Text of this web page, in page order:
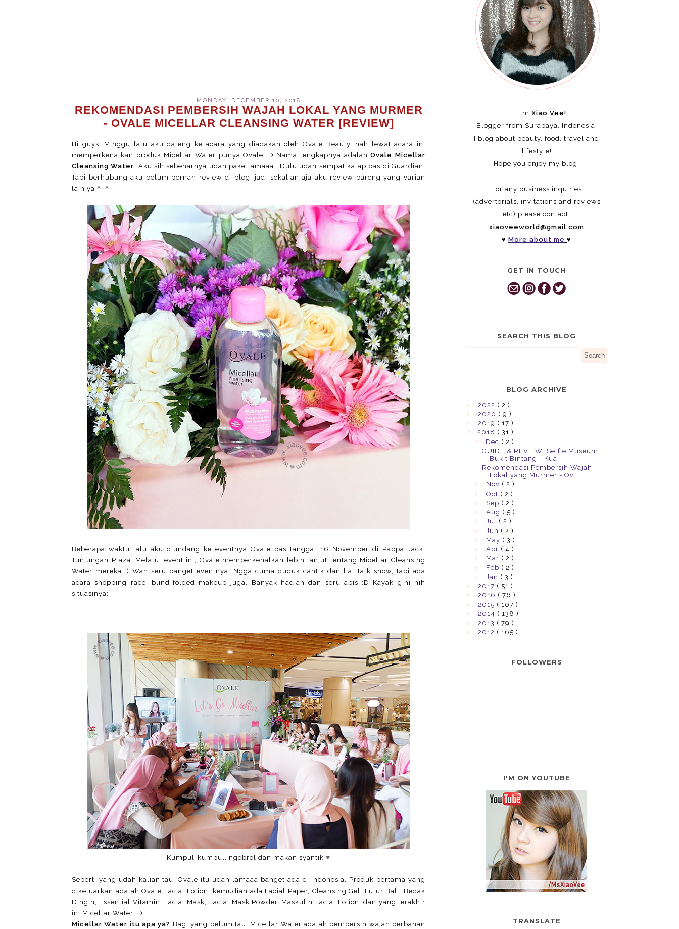
MONDAY, DECEMBER 10, 2018
REKOMENDASI PEMBERSIH WAJAH LOKAL YANG MURMER
- OVALE MICELLAR CLEANSING WATER [REVIEW]
Hi guys! Minggu lalu aku dateng ke acara yang diadakan oleh Ovale Beauty, nah lewat acara ini
memperkenalkan produk Micellar Water punya Ovale :D Nama lengkapnya adalahOvale Micellar
Cleansing Water. Aku sih sebenarnya udah pake lamaaa.. Dulu udah sempat kalap pas di Guardian.
Tapi berhubung aku belum pernah review di blog, jadi sekalian aja aku review bareng yang varian
lain ya ^_^
Beberapa waktu lalu aku diundang ke eventnya Ovale pas tanggal 16 November di Pappa Jack,
Tunjungan Plaza. Melalui event ini, Ovale memperkenalkan lebih lanjut tentang Micellar Cleansing
Water mereka :) Wah seru banget eventnya. Ngga cuma duduk cantik dan liat talk show, tapi ada
acara shopping race, blind-folded makeup juga. Banyak hadiah dan seru abis :D Kayak gini nih
situasinya:
Kumpul-kumpul, ngobrol dan makan syantik ♥
Seperti yang udah kalian tau, Ovale itu udah lamaaa banget ada di Indonesia. Produk pertama yang
dikeluarkan adalah Ovale Facial Lotion, kemudian ada Facial Paper, Cleansing Gel, Lulur Bali, Bedak
Dingin, Essential Vitamin, Facial Mask, Facial Mask Powder, Maskulin Facial Lotion, dan yang terakhir
ini Micellar Water :D
Micellar Water itu apa ya? Bagi yang belum tau, Micellar Water adalah pembersih wajah berbahan
Hi, I'm Xiao Vee!
Blogger from Surabaya, Indonesia.
I blog about beauty, food, travel and
lifestyle!
Hope you enjoy my blog!
For any business inquiries
(advertorials, invitations and reviews
etc) please contact:
xiaoveeworld@gmail.com
♥ More about me ♥
GET IN TOUCH
SEARCH THIS BLOG
BLOG ARCHIVE
2022 ( 2 )
2020 ( 9 )
2019 ( 17 )
2018 ( 31 )
Dec ( 2 )
GUIDE & REVIEW: Selfie Museum,
Bukit Bintang - Kua...
Rekomendasi Pembersih Wajah
Lokal yang Murmer - Ov...
Nov ( 2 )
Oct ( 2 )
Sep ( 2 )
Aug ( 5 )
Jul ( 2 )
Jun ( 2 )
May ( 3 )
Apr ( 4 )
Mar ( 2 )
Feb ( 2 )
Jan ( 3 )
2017 ( 51 )
2016 ( 76 )
2015 ( 107 )
2014 ( 138 )
2013 ( 79 )
2012 ( 165 )
FOLLOWERS
I'M ON YOUTUBE
TRANSLATE